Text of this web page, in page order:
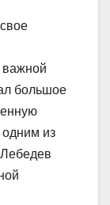
важной
большое
одним из